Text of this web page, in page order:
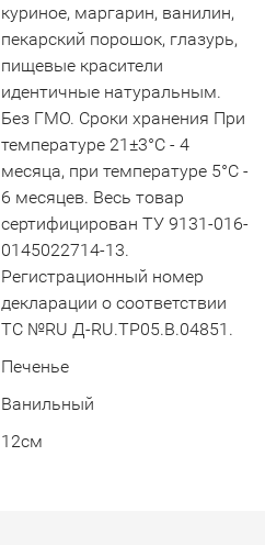
куриное, маргарин, ванилин,
пекарский порошок, глазурь,
пищевые красители
идентичные натуральным.
Без ГМО. Сроки хранения При
температуре 21±3°С - 4
месяца, при температуре 5°С -
6 месяцев. Весь товар
сертифицирован ТУ 9131-016-
0145022714-13.
Регистрационный номер
декларации о соответствии
ТС №RU Д-RU.TP05.B.04851.
Печенье
Ванильный
12см